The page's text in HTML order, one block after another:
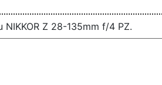
Z 28-135mm f/4 PZ.